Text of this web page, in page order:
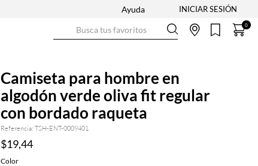
Ayuda
0
Camiseta para hombre en
algodón verde oliva fit regular
con bordado raqueta
Referencia: TSH-ENT-0009401
$19,44
Color